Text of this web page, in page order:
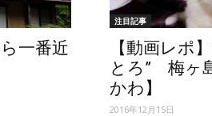
一番近
注目記事
【動画レポ
とろ” 梅ヶ
かわ】
2016年12月15日